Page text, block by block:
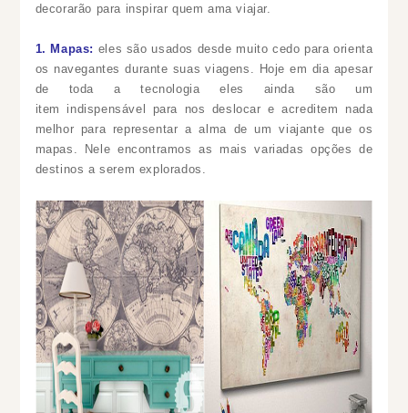
decorarão para inspirar quem ama viajar.
1. Mapas: eles são usados desde muito cedo para orienta
os navegantes durante suas viagens. Hoje em dia apesar
de toda a tecnologia eles ainda são um
item indispensável para nos deslocar e acreditem nada
melhor para representar a alma de um viajante que os
mapas. Nele encontramos as mais variadas opções de
destinos a serem explorados.